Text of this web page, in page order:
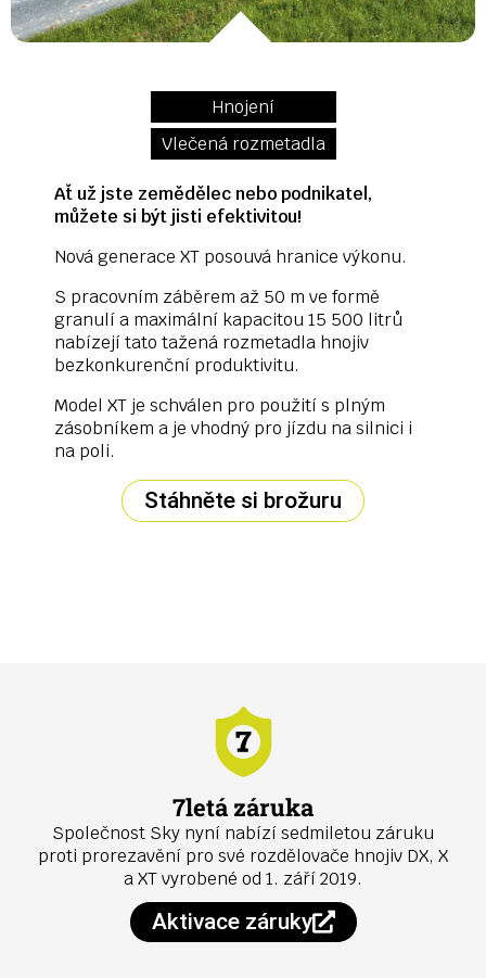
Hnojení
Vlečená rozmetadla
Ať už jste zemědělec nebo podnikatel,
můžete si být jisti efektivitou!
Nová generace XT posouvá hranice výkonu.
S pracovním záběrem až 50 m ve formě
granulí a maximální kapacitou 15 500 litrů
nabízejí tato tažená rozmetadla hnojiv
bezkonkurenční produktivitu.
Model XT je schválen pro použití s plným
zásobníkem a je vhodný pro jízdu na silnici i
na poli.
Stáhněte si brožuru
7letá záruka
Společnost Sky nyní nabízí sedmiletou záruku
proti prorezavění pro své rozdělovače hnojiv DX, X
a XT vyrobené od 1. září 2019.
Aktivace záruky